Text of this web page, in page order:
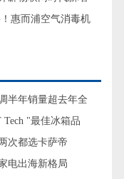
惠而浦空气消毒机
半年销量超去年全
"最佳冰箱品
次都选卡萨帝
电出海新格局